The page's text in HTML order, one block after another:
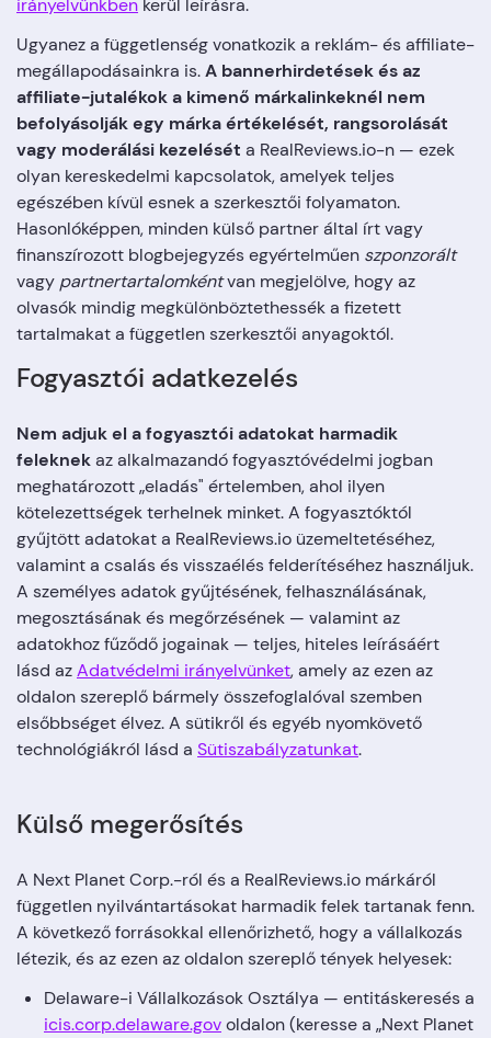
irányelvünkben kerül leírásra.
Ugyanez a függetlenség vonatkozik a reklám- és affiliate-
megállapodásainkra is.A bannerhirdetések és az
affiliate-jutalékok a kimenő márkalinkeknél nem
befolyásolják egy márka értékelését, rangsorolását
vagy moderálási kezelését a RealReviews.io-n — ezek
olyan kereskedelmi kapcsolatok, amelyek teljes
egészében kívül esnek a szerkesztői folyamaton.
Hasonlóképpen, minden külső partner által írt vagy
finanszírozott blogbejegyzés egyértelműen szponzorált
vagy partnertartalomkéntvan megjelölve, hogy az
olvasók mindig megkülönböztethessék a fizetett
tartalmakat a független szerkesztői anyagoktól.
Fogyasztói adatkezelés
Nem adjuk el a fogyasztói adatokat harmadik
feleknekaz alkalmazandó fogyasztóvédelmi jogban
meghatározott „eladás" értelemben, ahol ilyen
kötelezettségek terhelnek minket. A fogyasztóktól
gyűjtött adatokat a RealReviews.io üzemeltetéséhez,
valamint a csalás és visszaélés felderítéséhez használjuk.
A személyes adatok gyűjtésének, felhasználásának,
megosztásának és megőrzésének — valamint az
adatokhoz fűződő jogainak — teljes, hiteles leírásáért
lásd azAdatvédelmi irányelvünket, amely az ezen az
oldalon szereplő bármely összefoglalóval szemben
elsőbbséget élvez. A sütikről és egyéb nyomkövető
technológiákról lásd a Sütiszabályzatunkat.
Külső megerősítés
A Next Planet Corp.-ról és a RealReviews.io márkáról
független nyilvántartásokat harmadik felek tartanak fenn.
A következő forrásokkal ellenőrizhető, hogy a vállalkozás
létezik, és az ezen az oldalon szereplő tények helyesek:
Delaware-i Vállalkozások Osztálya — entitáskeresés a
icis.corp.delaware.govoldalon (keresse a „Next Planet